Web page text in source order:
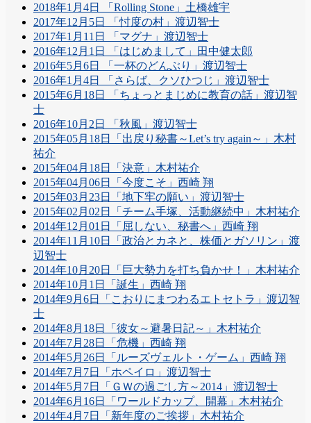
2018年1月4日 「Rolling Stone」土橋雄宇
2017年12月5日 「忖度の村」渡辺智士
2017年1月11日 「マグナ」渡辺智士
2016年12月1日 「はじめまして」田中健太郎
2016年5月6日 「一杯のどんぶり」渡辺智士
2016年1月4日 「さらば、クソひつじ」渡辺智士
2015年6月18日 「ちょっとまじめに教育の話」渡辺智
士
2016年10月2日 「秋風」渡辺智士
2015年05月18日「出戻り秘書～Let’s try again～」木村
祐介
2015年04月18日「決意」木村祐介
2015年04月06日「今度こそ」西崎 翔
2015年03月23日「地下牢の願い」渡辺智士
2015年02月02日「チーム手塚、活動継続中」木村祐介
2014年12月01日「屈しない、秘書へ」西崎 翔
2014年11月10日「政治とカネと、株価とガソリン」渡
辺智士
2014年10月20日「巨大勢力を打ち負かせ！」木村祐介
2014年10月1日「誕生」西崎 翔
2014年9月6日「こおりにまつわるエトセトラ」渡辺智
士
2014年8月18日「彼女～避暑日記～」木村祐介
2014年7月28日「危機」西崎 翔
2014年5月26日「ルーズヴェルト・ゲーム」西崎 翔
2014年7月7日「ホペイロ」渡辺智士
2014年5月7日「ＧＷの過ごし方～2014」渡辺智士
2014年6月16日「ワールドカップ、開幕」木村祐介
2014年4月7日「新年度のご挨拶」木村祐介